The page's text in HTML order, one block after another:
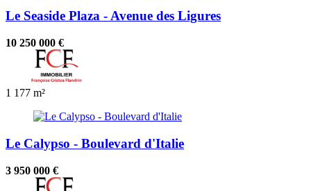
Le Seaside Plaza - Avenue des Ligures
10 250 000 €
1 177 m²
Le Calypso - Boulevard d'Italie
3 950 000 €